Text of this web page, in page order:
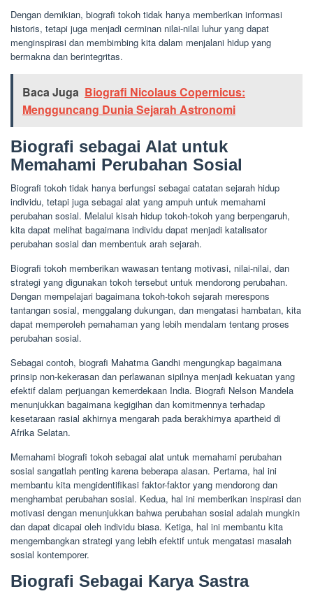
Dengan demikian, biografi tokoh tidak hanya memberikan informasi
historis, tetapi juga menjadi cerminan nilai-nilai luhur yang dapat
menginspirasi dan membimbing kita dalam menjalani hidup yang
bermakna dan berintegritas.
Baca Juga Biografi Nicolaus Copernicus:
Mengguncang Dunia Sejarah Astronomi
Biografi sebagai Alat untuk
Memahami Perubahan Sosial
Biografi tokoh tidak hanya berfungsi sebagai catatan sejarah hidup
individu, tetapi juga sebagai alat yang ampuh untuk memahami
perubahan sosial. Melalui kisah hidup tokoh-tokoh yang berpengaruh,
kita dapat melihat bagaimana individu dapat menjadi katalisator
perubahan sosial dan membentuk arah sejarah.
Biografi tokoh memberikan wawasan tentang motivasi, nilai-nilai, dan
strategi yang digunakan tokoh tersebut untuk mendorong perubahan.
Dengan mempelajari bagaimana tokoh-tokoh sejarah merespons
tantangan sosial, menggalang dukungan, dan mengatasi hambatan, kita
dapat memperoleh pemahaman yang lebih mendalam tentang proses
perubahan sosial.
Sebagai contoh, biografi Mahatma Gandhi mengungkap bagaimana
prinsip non-kekerasan dan perlawanan sipilnya menjadi kekuatan yang
efektif dalam perjuangan kemerdekaan India. Biografi Nelson Mandela
menunjukkan bagaimana kegigihan dan komitmennya terhadap
kesetaraan rasial akhirnya mengarah pada berakhirnya apartheid di
Afrika Selatan.
Memahami biografi tokoh sebagai alat untuk memahami perubahan
sosial sangatlah penting karena beberapa alasan. Pertama, hal ini
membantu kita mengidentifikasi faktor-faktor yang mendorong dan
menghambat perubahan sosial. Kedua, hal ini memberikan inspirasi dan
motivasi dengan menunjukkan bahwa perubahan sosial adalah mungkin
dan dapat dicapai oleh individu biasa. Ketiga, hal ini membantu kita
mengembangkan strategi yang lebih efektif untuk mengatasi masalah
sosial kontemporer.
Biografi Sebagai Karya Sastra